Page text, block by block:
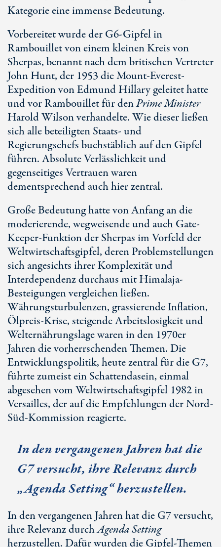
Kategorie eine immense Bedeutung.
Vorbereitet wurde derG6-Gipfel in
Rambouillet von einem kleinen Kreis von
Sherpas, benannt nach dem britischen Vertreter
John Hunt, der 1953 die Mount-Everest-
Expedition von Edmund Hillary geleitet hatte
und vor Rambouillet für denPrime Minister
Harold Wilson verhandelte. Wie dieser ließen
sich alle beteiligten Staats- und
Regierungschefs buchstäblich auf den Gipfel
führen. Absolute Verlässlichkeit und
gegenseitiges Vertrauen waren
dementsprechend auch hier zentral.
Große Bedeutung hatte von Anfang an die
moderierende, wegweisende und auch Gate-
Keeper-Funktion der Sherpas im Vorfeld der
Weltwirtschaftsgipfel, deren Problemstellungen
sich angesichts ihrer Komplexität und
Interdependenz durchaus mit Himalaja-
Besteigungen vergleichen ließen.
Währungsturbulenzen, grassierende Inflation,
Ölpreis-Krise, steigende Arbeitslosigkeit und
Welternährungslage waren in den 1970er
Jahren die vorherrschenden Themen. Die
Entwicklungspolitik, heute zentral für die G7,
führte zumeist ein Schattendasein, einmal
abgesehen vom Weltwirtschaftsgipfel 1982 in
Versailles, der auf die Empfehlungen der Nord-
Süd-Kommission reagierte.
In den vergangenen Jahren hat die
G7 versucht, ihre Relevanz durch
„Agenda Setting“ herzustellen.
In den vergangenen Jahren hat die G7 versucht,
ihre Relevanz durchAgenda Setting
herzustellen. Dafür wurden die Gipfel-Themen